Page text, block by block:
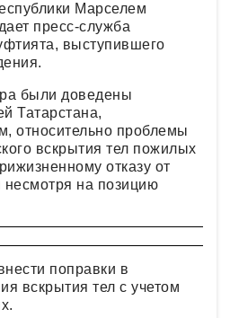
Марселем
пресс-служба
выступившего
были доведены
Татарстана,
относительно проблемы
вскрытия тел пожилых
отказу от
на позицию
поправки в
вскрытия тел с учетом